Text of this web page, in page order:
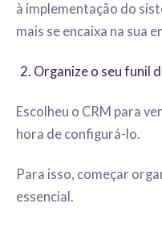
à implementação do
mais se encaixa na sua
Organize o seu funil
Escolheu o CRM para
hora de configurá-lo.
Para isso, começar
essencial.